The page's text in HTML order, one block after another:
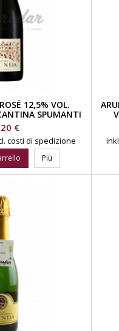
12,5% VOL.
SPUMANTI
€
costi di spedizione
Più